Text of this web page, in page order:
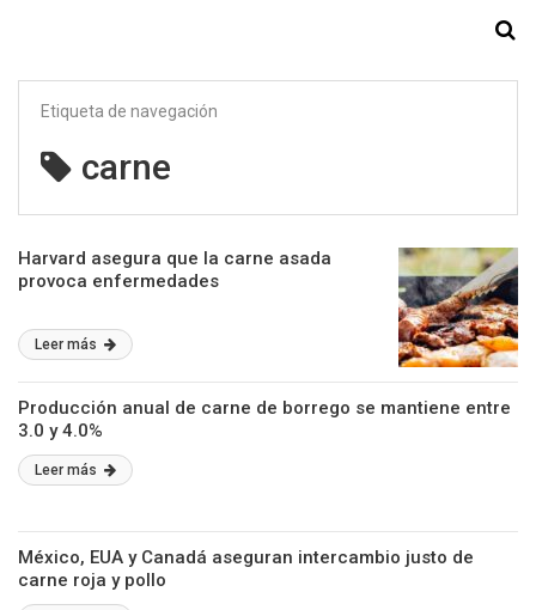
Etiqueta de navegación
carne
Harvard asegura que la carne asada
provoca enfermedades
Leer más
Producción anual de carne de borrego se mantiene entre
3.0 y 4.0%
Leer más
México, EUA y Canadá aseguran intercambio justo de
carne roja y pollo